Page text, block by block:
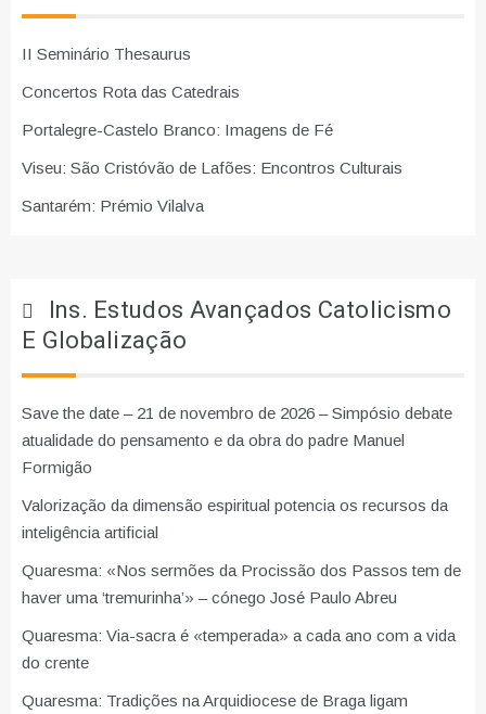
II Seminário Thesaurus
Concertos Rota das Catedrais
Portalegre-Castelo Branco: Imagens de Fé
Viseu: São Cristóvão de Lafões: Encontros Culturais
Santarém: Prémio Vilalva
Ins. Estudos Avançados Catolicismo
E Globalização
Save the date – 21 de novembro de 2026 – Simpósio debate
atualidade do pensamento e da obra do padre Manuel
Formigão
Valorização da dimensão espiritual potencia os recursos da
inteligência artificial
Quaresma: «Nos sermões da Procissão dos Passos tem de
haver uma ‘tremurinha’» – cónego José Paulo Abreu
Quaresma: Via-sacra é «temperada» a cada ano com a vida
do crente
Quaresma: Tradições na Arquidiocese de Braga ligam